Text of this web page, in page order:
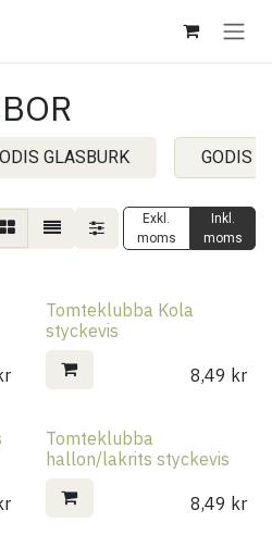
GLASBURK GODIS
Exkl.
moms
Inkl.
moms
Tomteklubba Kola
styckevis
8,49 kr
Tomteklubba
hallon/lakrits styckevis
8,49 kr